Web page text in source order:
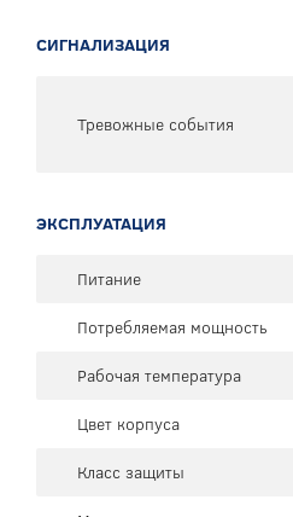
СИГНАЛИЗАЦИЯ
Тревожные события
ЭКСПЛУАТАЦИЯ
Питание
Потребляемая мощность
Рабочая температура
Цвет корпуса
Класс защиты